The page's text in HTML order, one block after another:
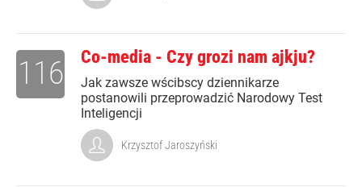
Co-media - Czy grozi nam ajkju?
Jak zawsze wścibscy dziennikarze
postanowili przeprowadzić Narodowy Test
Inteligencji
116
Krzysztof Jaroszyński